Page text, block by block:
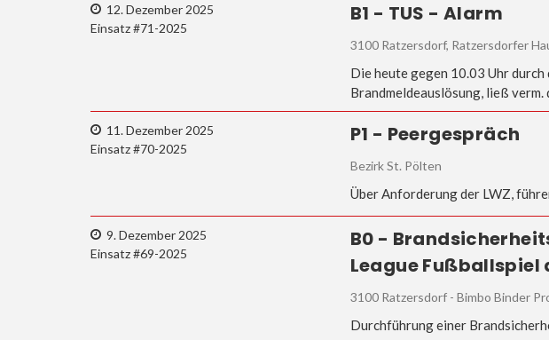
12. Dezember 2025
Einsatz #71-2025
B1 - TUS - Alarm
3100 Ratzersdorf, Ratzersdorfer
Die heute gegen 10.03 Uhr
Brandmeldeauslösung, ließ verm.
11. Dezember 2025
Einsatz #70-2025
P1 - Peergespräch
Bezirk St. Pölten
Über Anforderung der LWZ,
9. Dezember 2025
Einsatz #69-2025
B0 -
League Fußballspiel
3100 Ratzersdorf - Bimbo Binder
Durchführung einer